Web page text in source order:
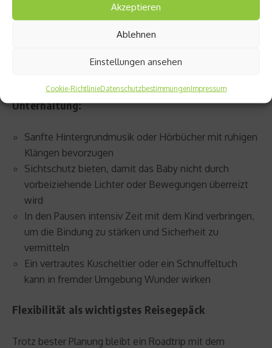
Akzeptieren
Ablehnen
Einstellungen ansehen
Cookie-RichtlinieDatenschutzbestimmungenImpressum
Trinken darf natürlich auch nicht vergessen werden.
zusätzliche Fläschchen.
Strategien zur Reizminimierung und
Unterhaltung:
Sanfte Hintergrundmusik oder Hörbücher mit ruhigen
Klängen bevorzugen
Sichtschutz bieten, damit das Baby nicht durch
vorbeiziehende Lichter oder Bewegungen überreizt
wird
In den Pausen intensiv Zeit mit dem Kind verbringen,
um die Bindung zu stärken und Sicherheit zu
vermitteln
Ein vertrautes Kuscheltier oder ein Schnuffeltuch
kann in fremder Umgebung Wunder wirken
Flexibilität als wichtigstes Reisegepäck
Trotz bester Planung bleibt ein Roadtrip mit dem